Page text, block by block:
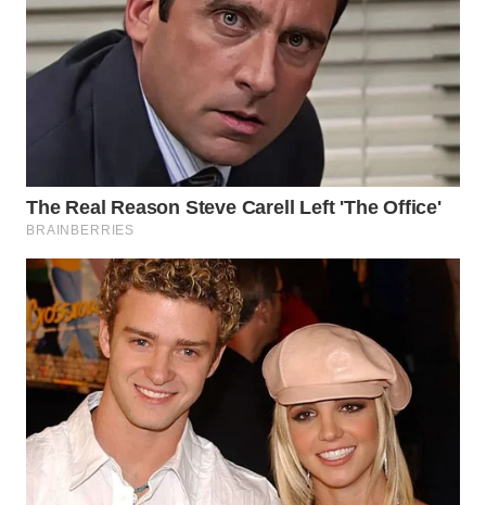
SIMALUNGUN
WN
LABUHANBATU
TENGAH
SERDANG
WN
TEBING
TINGGI
WN
PAKPAK